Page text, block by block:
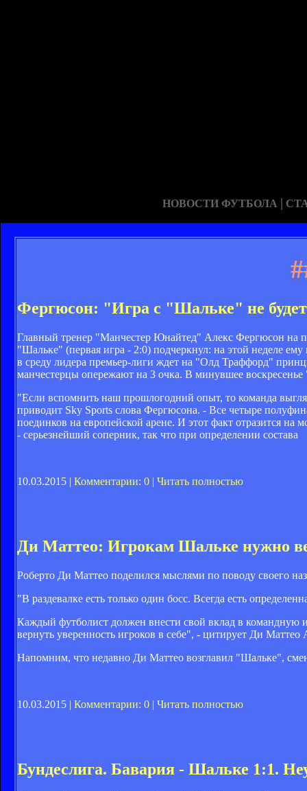
НОВОСТИ ФУТБОЛА |
Фергюсон: "Игра с "Шальке" не
Главный тренер "Манчестер Юнайтед" Алекс Фергюсон на
"Шальке" (первая игра - 2:0) подчеркнул: на этой неделе
в среду лидера премьер-лиги ждет на "Олд Траффорд"
манчестерцы опережают на 3 очка. В минувшее
"Если вспомнить наш прошлогодний опыт, то команда
приводит Sky Sports слова Фергюсона. - Все четыре
поединков на европейской арене. И этот факт отразится
- серьезнейший соперник, так что при определении состава
10.03.2015 | Комментарии: 0 | Читать полностью
Ди Маттео: Игрокам Шальке нужно
Роберто Ди Маттео поделился мыслями по поводу своего
"В раздевалке есть только один босс. Всегда есть
Каждый футболист должен внести свой вклад в командную
вернуть уверенность игроков в себе", - цитирует Ди Маттео
Напомним, что недавно Ди Маттео возглавил "Шальке",
10.03.2015 | Комментарии: 0 | Читать полностью
Бундеслига. Бавария - Шальке 1:1.